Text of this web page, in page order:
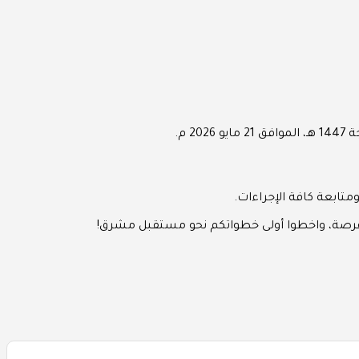
كافة الإجراءات.
واخطوا أولى خطواتكم نحو مستقبل مشرق!